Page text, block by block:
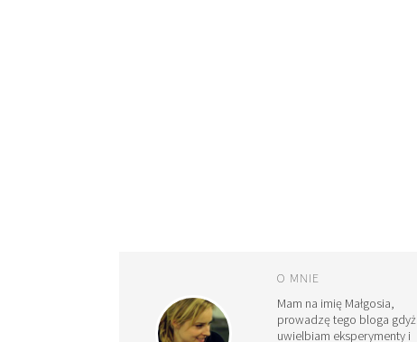
O MNIE
Mam na imię Małgosia,
prowadzę tego bloga gdyż
uwielbiam eksperymenty i